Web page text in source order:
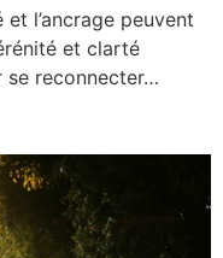
l’ancrage peuvent
et clarté
se reconnecter…